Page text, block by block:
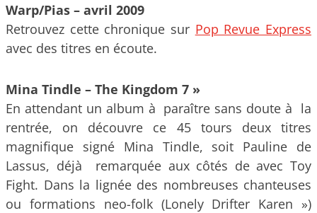
Warp/Pias – avril 2009
Retrouvez cette chronique sur Pop Revue Express
avec des titres en écoute.
Mina Tindle – The Kingdom 7 »
En attendant un album à paraître sans doute à la
rentrée, on découvre ce 45 tours deux titres
magnifique signé Mina Tindle, soit Pauline de
Lassus, déjà remarquée aux côtés de avec Toy
Fight. Dans la lignée des nombreuses chanteuses
ou formations neo-folk (Lonely Drifter Karen »)